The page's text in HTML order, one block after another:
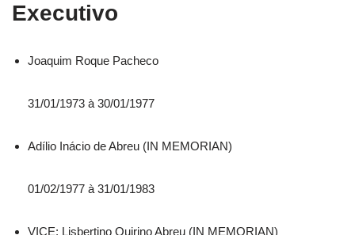
Executivo
Joaquim Roque Pacheco
31/01/1973 à 30/01/1977
Adílio Inácio de Abreu (IN MEMORIAN)
01/02/1977 à 31/01/1983
VICE: Lisbertino Quirino Abreu (IN MEMORIAN)